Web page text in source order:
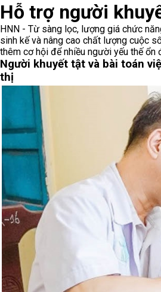
Hỗ trợ người
HNN - Từ sàng lọc, lượng giá chức
sinh kế và nâng cao chất lượng cuộc
thêm cơ hội để nhiều người yếu thế
Người khuyết tật và bài toán
thị